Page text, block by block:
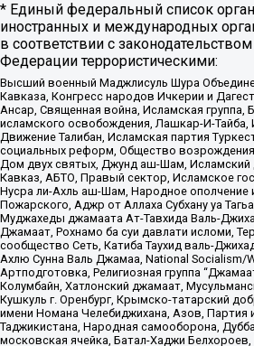
* Единый федеральный список
иностранных и международных
в соответствии с
Федерации террористическими:
Высший военный Маджлисуль Шура
Кавказа, Конгресс народов Ичкерии и
Ансар, Священная война, Исламская группа,
исламского освобождения, Лашкар-И-Тайба,
Движение Талибан, Исламская партия
социальных реформ, Общество возрождения
Дом двух святых, Джунд аш-Шам, Исламский
Кавказ, АБТО, Правый сектор, Исламское
Нусра ли-Ахль аш-Шам, Народное ополчение
Пожарского, Аджр от Аллаха Субхану уа
Муджахеды джамаата Ат-Тавхида Валь-
Джамаат, Рохнамо ба суи давлати исломи,
сообщество Сеть, Катиба Таухид валь-
Ахлю Сунна Валь Джамаа, National Socialism/
Артподготовка, Религиозная группа
Колумбайн, Хатлонский джамаат,
Кушкуль г. Оренбург, Крымско-татарский
имени Номана Челебиджихана, Азов, Партия
Таджикистана, Народная самооборона,
московская ячейка, Батал-Хаджи Белхороев,